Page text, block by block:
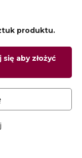
produktu.
aby złożyć